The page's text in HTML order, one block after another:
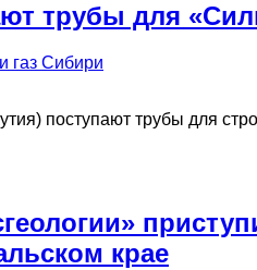
трубы для
газ Сибири
поступают трубы для
крае